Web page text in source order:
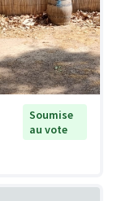
Soumise
au vote